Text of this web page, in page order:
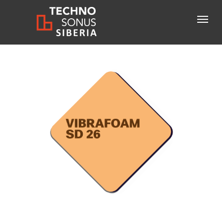
Консультация специалиста
бесплатный звонок по России